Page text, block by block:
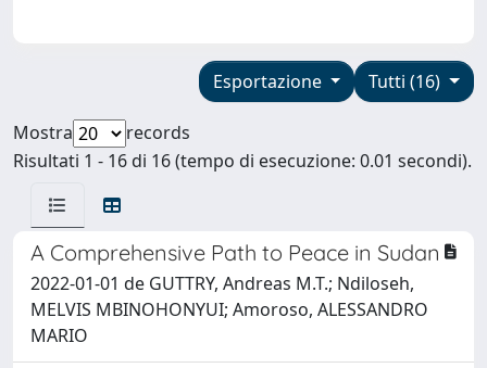
Tutti (16)
Esportazione
Mostra
records
Risultati 1 - 16 di 16 (tempo di esecuzione: 0.01 secondi).
A Comprehensive Path to Peace in Sudan
2022-01-01 de GUTTRY, Andreas M.T.; Ndiloseh,
MELVIS MBINOHONYUI; Amoroso, ALESSANDRO
MARIO